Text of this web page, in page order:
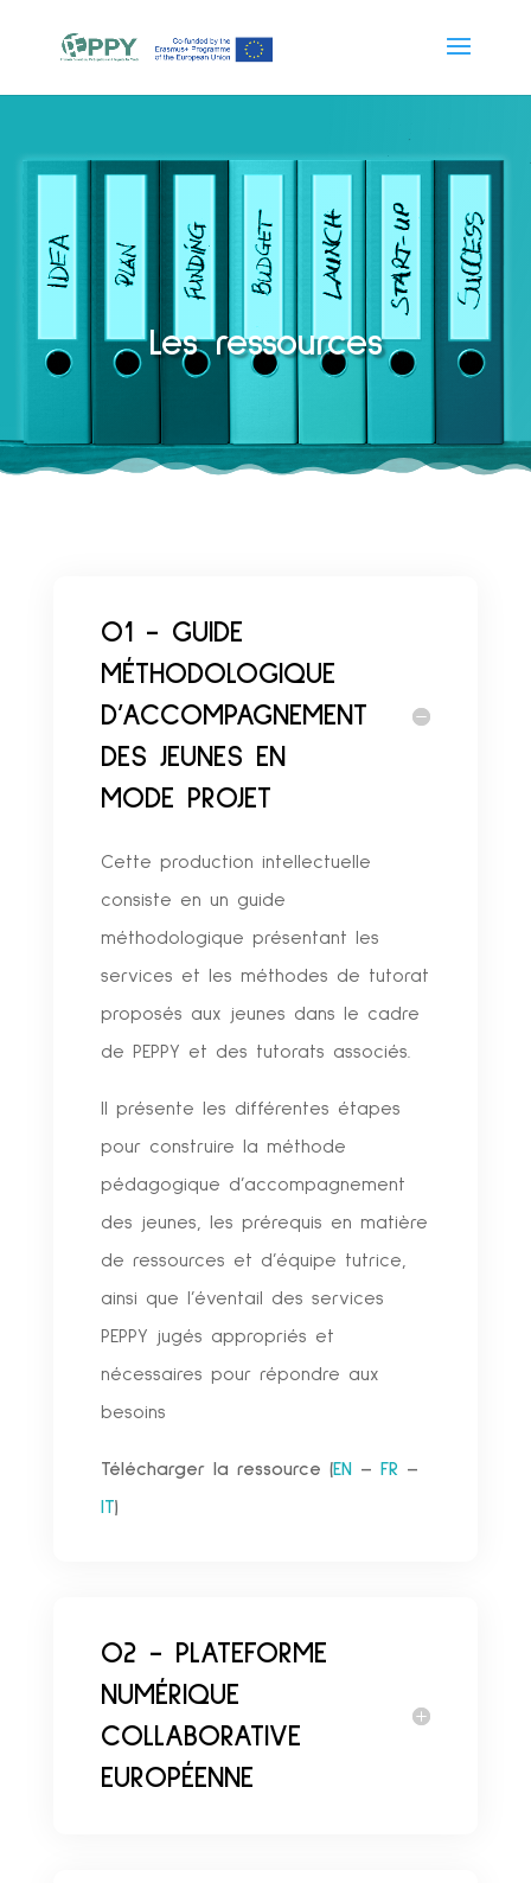
Les ressources
O1 - GUIDE
MÉTHODOLOGIQUE
D’ACCOMPAGNEMENT
DES JEUNES EN
MODE PROJET
Cette production intellectuelle
consiste en un guide
méthodologique présentant les
services et les méthodes de tutorat
proposés aux jeunes dans le cadre
de PEPPY et des tutorats associés.
Il présente les différentes étapes
pour construire la méthode
pédagogique d’accompagnement
des jeunes, les prérequis en matière
de ressources et d’équipe tutrice,
ainsi que l’éventail des services
PEPPY jugés appropriés et
nécessaires pour répondre aux
besoins
Télécharger la ressource (EN – FR –
IT)
O2 - PLATEFORME
NUMÉRIQUE
COLLABORATIVE
EUROPÉENNE